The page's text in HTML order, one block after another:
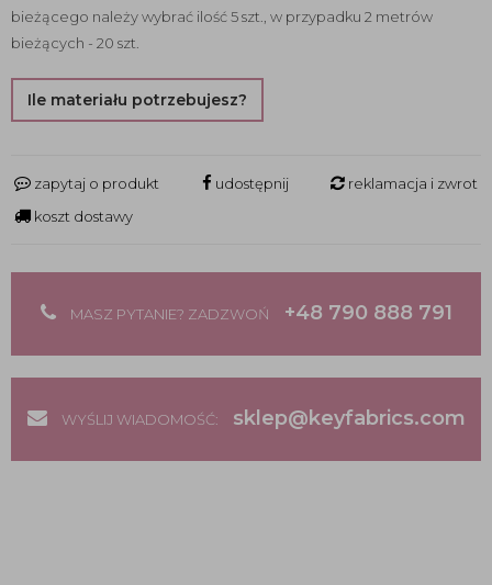
bieżącego należy wybrać ilość 5 szt., w przypadku 2 metrów
bieżących - 20 szt.
Ile materiału potrzebujesz?
zapytaj o produkt udostępnij
reklamacja i zwrot
koszt dostawy
MASZ PYTANIE? ZADZWOŃ +48 790 888 791
WYŚLIJ WIADOMOŚĆ: sklep@keyfabrics.com